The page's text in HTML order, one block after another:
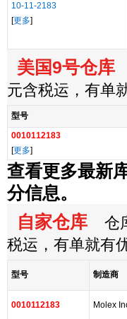
10-11-2183
[更多]
美国9号仓库
元含税运，有单
型号
0010112183
[更多]
查看更多最新
分信息。
自家仓库 仓
税运，有单就有
型号 制造商
0010112183 Molex